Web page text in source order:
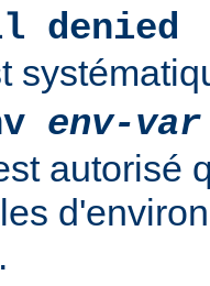
denied
env-var
autorisé